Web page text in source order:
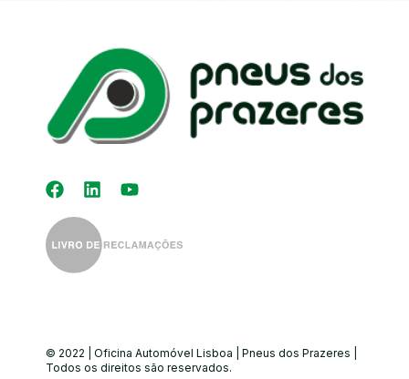
© 2022 | Oficina Automóvel Lisboa | Pneus dos Prazeres |
Todos os direitos são reservados.
Kit Distribuição
Diagnóstico